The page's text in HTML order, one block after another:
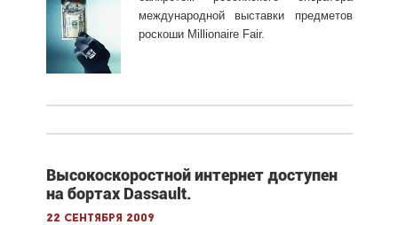
международной выставки предметов
роскоши Millionaire Fair.
Высокоскоростной интернет доступен
на бортах Dassault.
22 сентября 2009